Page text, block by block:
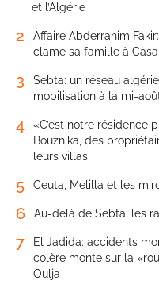
et l’Algérie
2
Affaire Abderrahim
clame sa famille à
3
Sebta: un réseau
mobilisation à la mi-
4
«C’est notre résidence
Bouznika, des
leurs villas
5 Ceuta, Melilla et les
6 Au-delà de Sebta: les
7
El Jadida: accidents
colère monte sur la
Oulja